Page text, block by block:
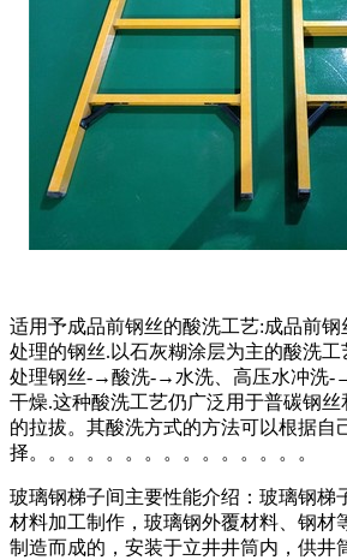
适用予成品前钢丝的酸洗工艺:成品前
处理的钢丝.以石灰糊涂层为主的酸洗
处理钢丝-→酸洗-→水洗、高压水冲洗-
干燥.这种酸洗工艺仍广泛用于普碳钢
的拉拔。其酸洗方式的方法可以根据自
择。。。。。。。。。。。。。。。
玻璃钢梯子间主要性能介绍：玻璃钢梯
材料加工制作，玻璃钢外覆材料、钢材
制造而成的，安装于立井井筒内，供井